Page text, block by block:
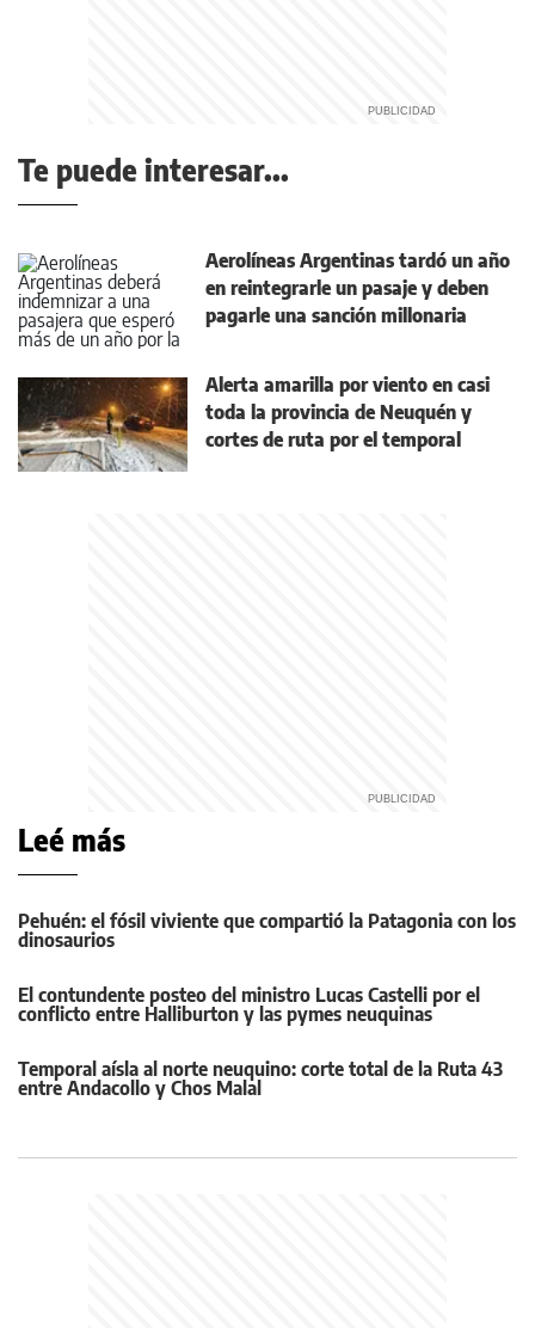
Te puede interesar...
Aerolíneas Argentinas tardó un año
en reintegrarle un pasaje y deben
pagarle una sanción millonaria
Alerta amarilla por viento en casi
toda la provincia de Neuquén y
cortes de ruta por el temporal
Leé más
Pehuén: el fósil viviente que compartió la Patagonia con los
dinosaurios
El contundente posteo del ministro Lucas Castelli por el
conflicto entre Halliburton y las pymes neuquinas
Temporal aísla al norte neuquino: corte total de la Ruta 43
entre Andacollo y Chos Malal